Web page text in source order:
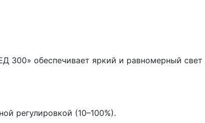
300» обеспечивает яркий и равномерный свет
регулировкой (10–100%).